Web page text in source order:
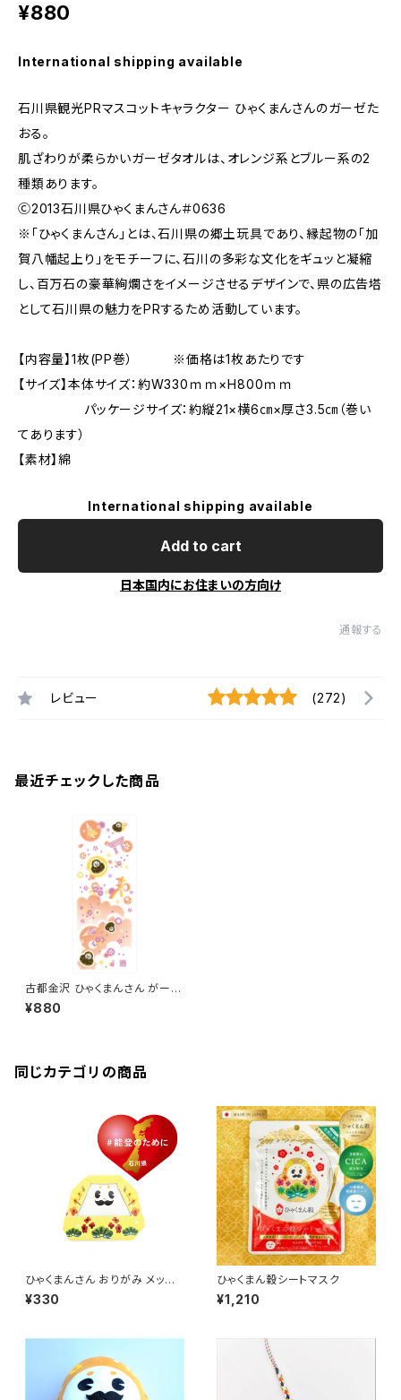
¥880
International shipping available
石川県観光PRマスコットキャラクター ひゃくまんさんのガーゼた
おる。
肌ざわりが柔らかいガーゼタオルは、オレンジ系とブルー系の2
種類あります。
Ⓒ2013石川県ひゃくまんさん＃0636
※「ひゃくまんさん」とは、石川県の郷土玩具であり、縁起物の「加
賀八幡起上り」をモチーフに、石川の多彩な文化をギュッと凝縮
し、百万石の豪華絢爛さをイメージさせるデザインで、県の広告塔
として石川県の魅力をPRするため活動しています。
【内容量】1枚(PP巻） ※価格は1枚あたりです
【サイズ】本体サイズ：約W330ｍｍ×H800ｍｍ
パッケージサイズ：約縦21×横6㎝×厚さ3.5㎝（巻い
てあります）
【素材】綿
International shipping available
Add to cart
日本国内にお住まいの方向け
通報する
レビュー (272)
最近チェックした商品
古都金沢 ひゃくまんさん がーぜ
たおる
¥880
同じカテゴリの商品
ひゃくまんさん おりがみ メッセ
ージ
¥330
ひゃくまん穀シートマスク
¥1,210